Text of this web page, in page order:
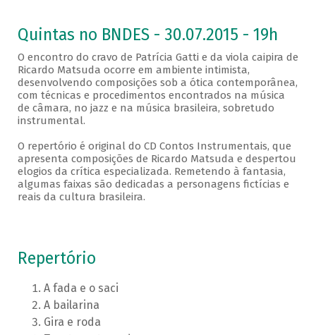
Quintas no BNDES - 30.07.2015 - 19h
O encontro do cravo de Patrícia Gatti e da viola caipira de
Ricardo Matsuda ocorre em ambiente intimista,
desenvolvendo composições sob a ótica contemporânea,
com técnicas e procedimentos encontrados na música
de câmara, no jazz e na música brasileira, sobretudo
instrumental.
O repertório é original do CD Contos Instrumentais, que
apresenta composições de Ricardo Matsuda e despertou
elogios da crítica especializada. Remetendo à fantasia,
algumas faixas são dedicadas a personagens fictícias e
reais da cultura brasileira.
Repertório
A fada e o saci
A bailarina
Gira e roda